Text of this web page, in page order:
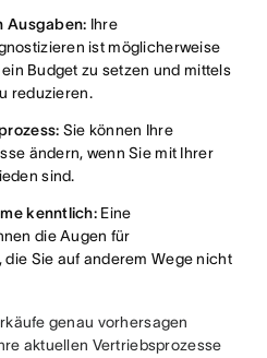
Ausgaben: Ihre
ist möglicherweise
Budget zu setzen und mittels
reduzieren.
Sie können Ihre
ändern, wenn Sie mit Ihrer
sind.
kenntlich: Eine
die Augen für
Sie auf anderem Wege nicht
genau vorhersagen
aktuellen Vertriebsprozesse